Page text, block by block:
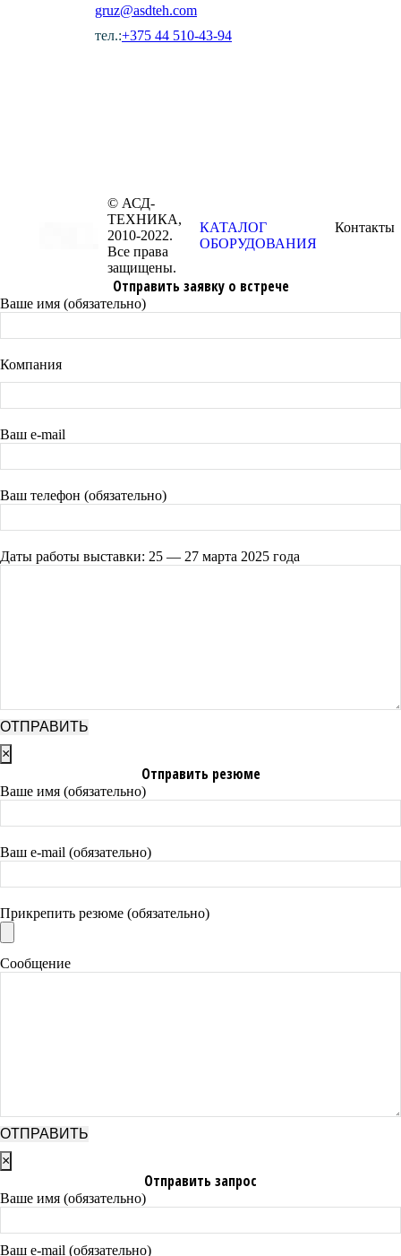
gruz@asdteh.com
тел.:+375 44 510-43-94
© АСД-
ТЕХНИКА,
2010-2022.
Все права
защищены.
КАТАЛОГ
ОБОРУДОВАНИЯ
Контакты
Отправить заявку о встрече
Ваше имя (обязательно)
Компания
Ваш e-mail
Ваш телефон (обязательно)
Даты работы выставки: 25 — 27 марта 2025 года
×
Отправить резюме
Ваше имя (обязательно)
Ваш e-mail (обязательно)
Прикрепить резюме (обязательно)
Сообщение
×
Отправить запрос
Ваше имя (обязательно)
Ваш e-mail (обязательно)